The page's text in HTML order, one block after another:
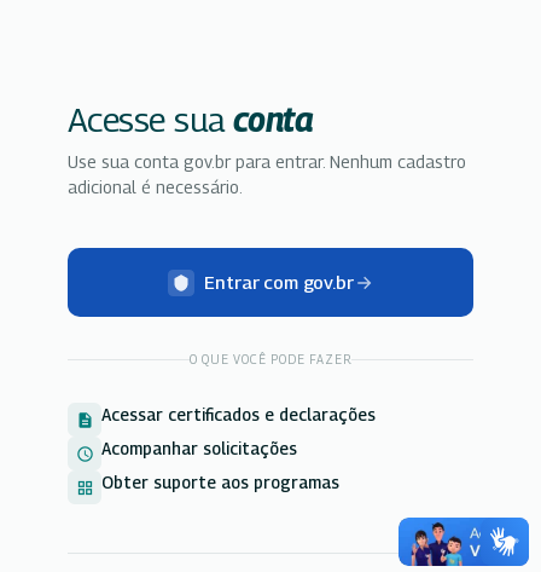
Acesse suaconta
Use sua conta gov.br para entrar. Nenhum cadastro
adicional é necessário.
Entrar com gov.br
O QUE VOCÊ PODE FAZER
description Acessar certificados e declarações
schedule Acompanhar solicitações
grid_view Obter suporte aos programas